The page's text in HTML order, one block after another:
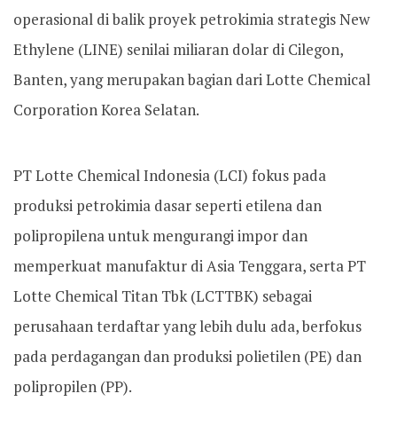
operasional di balik proyek petrokimia strategis New
Ethylene (LINE) senilai miliaran dolar di Cilegon,
Banten, yang merupakan bagian dari Lotte Chemical
Corporation Korea Selatan.
PT Lotte Chemical Indonesia (LCI) fokus pada
produksi petrokimia dasar seperti etilena dan
polipropilena untuk mengurangi impor dan
memperkuat manufaktur di Asia Tenggara, serta PT
Lotte Chemical Titan Tbk (LCTTBK) sebagai
perusahaan terdaftar yang lebih dulu ada, berfokus
pada perdagangan dan produksi polietilen (PE) dan
polipropilen (PP).